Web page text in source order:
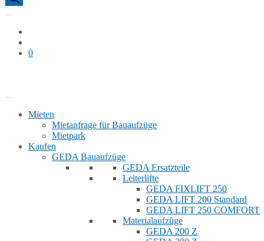
0
Mieten
Mietanfrage für Bauaufzüge
Mietpark
Kaufen
GEDA Bauaufzüge
GEDA Ersatzteile
Leiterlifte
GEDA FIXLIFT 250
GEDA LIFT 200 Standard
GEDA LIFT 250 COMFORT
Materialaufzüge
GEDA 200 Z